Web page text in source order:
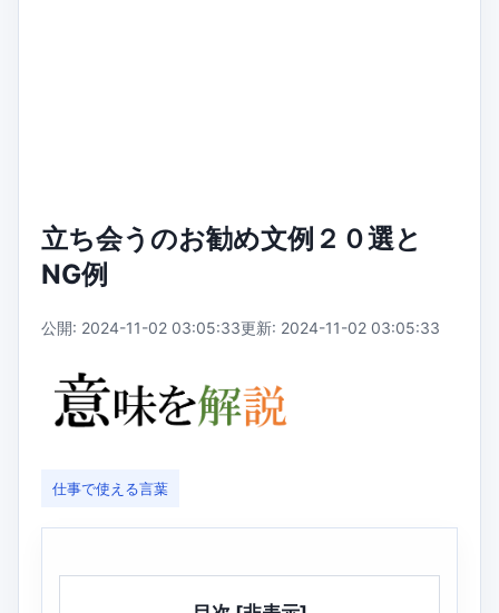
立ち会うのお勧め文例２０選と
NG例
公開: 2024-11-02 03:05:33更新: 2024-11-02 03:05:33
仕事で使える言葉